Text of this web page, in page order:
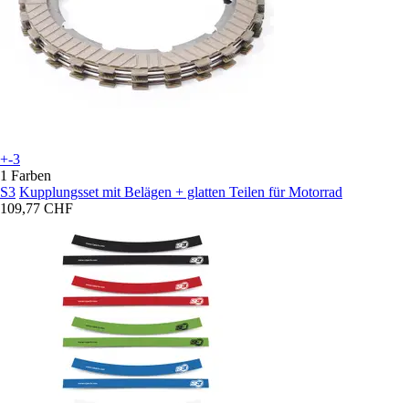
+-3
1 Farben
S3 Kupplungsset mit Belägen + glatten Teilen für Motorrad
109,77 CHF